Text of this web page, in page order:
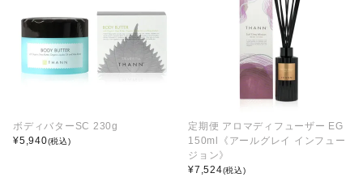
ボディバターSC 230g
¥5,940(税込)
定期便 アロマディフューザー EG
150ml《アールグレイ インフュー
ジョン》
¥7,524(税込)